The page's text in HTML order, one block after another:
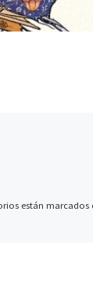
están marcados